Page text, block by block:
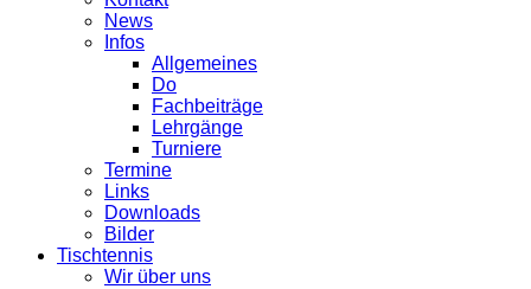
News
Infos
Allgemeines
Do
Fachbeiträge
Lehrgänge
Turniere
Termine
Links
Downloads
Bilder
Tischtennis
Wir über uns